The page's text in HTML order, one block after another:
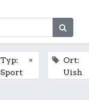
Typ:
Sport
×
Ort:
Uish